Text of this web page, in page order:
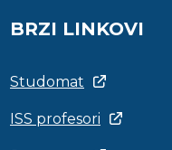
BRZI LINKOVI
Studomat
ISS profesori